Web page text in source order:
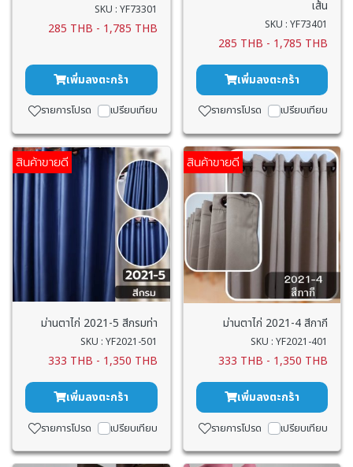
SKU : YF73301
285 THB - 1,785 THB
เพิ่มลงตะกร้า
รายการโปรด เปรียบเทียบ
เส้น
SKU : YF73401
285 THB - 1,785 THB
เพิ่มลงตะกร้า
รายการโปรด เปรียบเทียบ
สินค้าขายดี
ม่านตาไก่ 2021-5 สีกรมท่า
SKU : YF2021-501
333 THB - 1,350 THB
เพิ่มลงตะกร้า
รายการโปรด เปรียบเทียบ
สินค้าขายดี
ม่านตาไก่ 2021-4 สีกากี
SKU : YF2021-401
333 THB - 1,350 THB
เพิ่มลงตะกร้า
รายการโปรด เปรียบเทียบ